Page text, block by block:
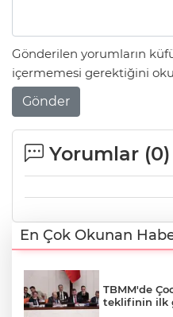
Gönderilen yorumların
içermemesi gerektiğini
Gönder
Yorumlar (0)
En Çok Okunan
TBMM'de
teklifinin ilk